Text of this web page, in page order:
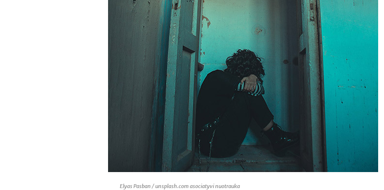
Elyas Pasban / unsplash.com asociatyvi nuotrauka